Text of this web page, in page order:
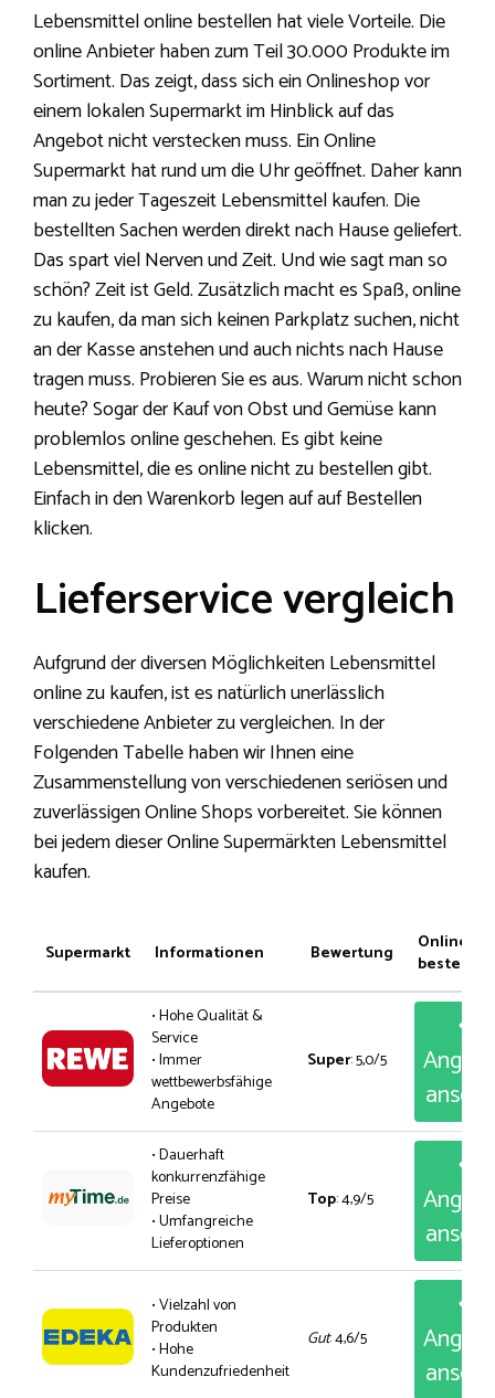
Lebensmittel online bestellen hat viele Vorteile. Die
online Anbieter haben zum Teil 30.000 Produkte im
Sortiment. Das zeigt, dass sich ein Onlineshop vor
einem lokalen Supermarkt im Hinblick auf das
Angebot nicht verstecken muss. Ein Online
Supermarkt hat rund um die Uhr geöffnet. Daher kann
man zu jeder Tageszeit Lebensmittel kaufen. Die
bestellten Sachen werden direkt nach Hause geliefert.
Das spart viel Nerven und Zeit. Und wie sagt man so
schön? Zeit ist Geld. Zusätzlich macht es Spaß, online
zu kaufen, da man sich keinen Parkplatz suchen, nicht
an der Kasse anstehen und auch nichts nach Hause
tragen muss. Probieren Sie es aus. Warum nicht schon
heute? Sogar der Kauf von Obst und Gemüse kann
problemlos online geschehen. Es gibt keine
Lebensmittel, die es online nicht zu bestellen gibt.
Einfach in den Warenkorb legen auf auf Bestellen
klicken.
Lieferservice vergleich
Aufgrund der diversen Möglichkeiten Lebensmittel
online zu kaufen, ist es natürlich unerlässlich
verschiedene Anbieter zu vergleichen. In der
Folgenden Tabelle haben wir Ihnen eine
Zusammenstellung von verschiedenen seriösen und
zuverlässigen Online Shops vorbereitet. Sie können
bei jedem dieser Online Supermärkten Lebensmittel
kaufen.
Supermarkt Informationen Bewertung
Online
bestellen
• Hohe Qualität &
Service
• Immer
wettbewerbsfähige
Angebote
Super: 5,0/5
• Dauerhaft
konkurrenzfähige
Preise
• Umfangreiche
Lieferoptionen
Top: 4,9/5
• Vielzahl von
Produkten
• Hohe
Kundenzufriedenheit
Gut: 4,6/5